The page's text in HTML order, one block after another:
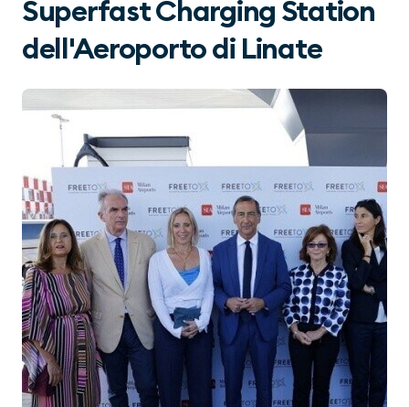
Superfast Charging Station
dell'Aeroporto di Linate